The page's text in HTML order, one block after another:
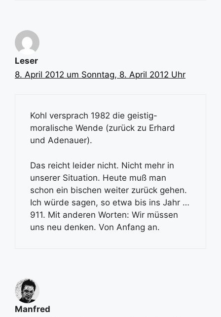
Leser
8. April 2012 um Sonntag, 8. April 2012 Uhr
Kohl versprach 1982 die geistig-
moralische Wende (zurück zu Erhard
und Adenauer).
Das reicht leider nicht. Nicht mehr in
unserer Situation. Heute muß man
schon ein bischen weiter zurück gehen.
Ich würde sagen, so etwa bis ins Jahr …
911. Mit anderen Worten: Wir müssen
uns neu denken. Von Anfang an.
Manfred